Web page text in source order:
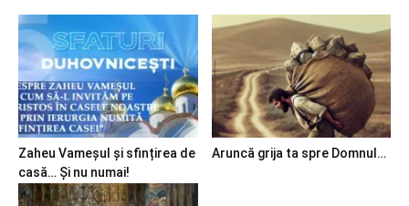
Zaheu Vameșul și sfințirea de
casă… Și nu numai!
Aruncă grija ta spre Domnul…